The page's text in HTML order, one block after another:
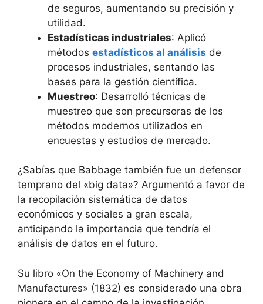
de seguros, aumentando su precisión y
utilidad.
Estadísticas industriales: Aplicó
métodos estadísticos al análisis de
procesos industriales, sentando las
bases para la gestión científica.
Muestreo: Desarrolló técnicas de
muestreo que son precursoras de los
métodos modernos utilizados en
encuestas y estudios de mercado.
¿Sabías que Babbage también fue un defensor
temprano del «big data»? Argumentó a favor de
la recopilación sistemática de datos
económicos y sociales a gran escala,
anticipando la importancia que tendría el
análisis de datos en el futuro.
Su libro «On the Economy of Machinery and
Manufactures» (1832) es considerado una obra